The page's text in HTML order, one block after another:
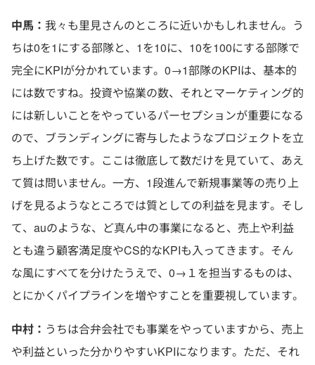
中馬 ： 我々も里見さんのところに近いかもしれません。う
ちは0を1にする部隊と、1を10に、10を100にする部隊で
完全にKPIが分かれています。0→1部隊のKPIは、基本的
には数ですね。投資や協業の数、それとマーケティング的
には新しいことをやっているパーセプションが重要になる
ので、ブランディングに寄与したようなプロジェクトを立
ち上げた数です。ここは徹底して数だけを見ていて、あえ
て質は問いません。一方、1段進んで新規事業等の売り上
げを見るようなところでは質としての利益を見ます。そし
て、auのような、ど真ん中の事業になると、売上や利益
とも違う顧客満足度やCS的なKPIも入ってきます。そん
な風にすべてを分けたうえで、0→１を担当するものは、
とにかくパイプラインを増やすことを重要視しています。
中村 ： うちは合弁会社でも事業をやっていますから、売上
や利益といった分かりやすいKPIになります。ただ、それ